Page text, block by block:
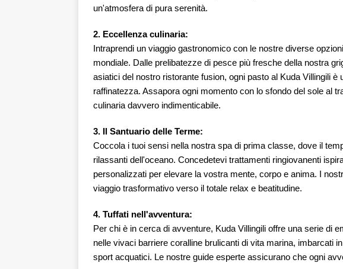
un'atmosfera di pura serenità.
2. Eccellenza culinaria:
Intraprendi un viaggio gastronomico con le nostre diverse
mondiale. Dalle prelibatezze di pesce più fresche della nostra
asiatici del nostro ristorante fusion, ogni pasto al Kuda Villingili è
raffinatezza. Assapora ogni momento con lo sfondo del sole al
culinaria davvero indimenticabile.
3. Il Santuario delle Terme:
Coccola i tuoi sensi nella nostra spa di prima classe, dove il
rilassanti dell'oceano. Concedetevi trattamenti ringiovanenti
personalizzati per elevare la vostra mente, corpo e anima. I
viaggio trasformativo verso il totale relax e beatitudine.
4. Tuffati nell'avventura:
Per chi è in cerca di avventure, Kuda Villingili offre una serie di
nelle vivaci barriere coralline brulicanti di vita marina, imbarcati
sport acquatici. Le nostre guide esperte assicurano che ogni